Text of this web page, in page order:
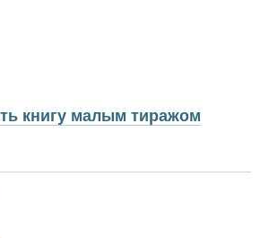
книгу малым тиражом